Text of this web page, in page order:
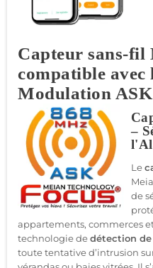
Capteur sans-fil
compatible
Modulation
–
Le
de
appartements, commerces
technologie dedétection
toute tentative d’intrusion